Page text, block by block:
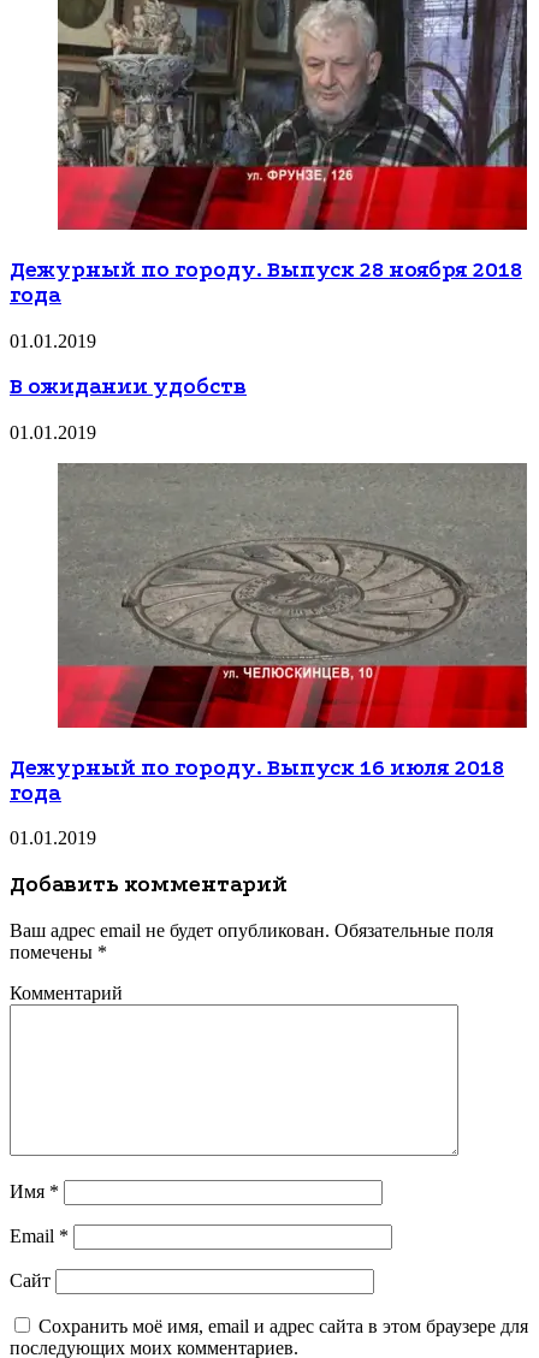
Дежурный по городу. Выпуск 28 ноября 2018
года
01.01.2019
В ожидании удобств
01.01.2019
Дежурный по городу. Выпуск 16 июля 2018
года
01.01.2019
Добавить комментарий
Ваш адрес email не будет опубликован. Обязательные поля
помечены *
Комментарий
Имя *
Email *
Сайт
Сохранить моё имя, email и адрес сайта в этом браузере для
последующих моих комментариев.